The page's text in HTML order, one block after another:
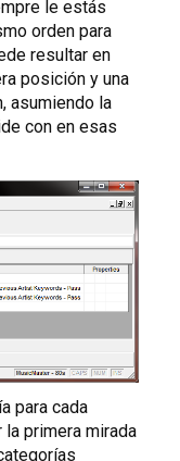
le estás
orden para
resultar en
posición y una
asumiendo la
con en esas
para cada
primera mirada